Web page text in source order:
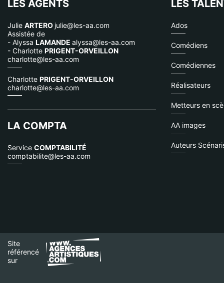
LES AGENTS
Julie ARTERO julie@les-aa.com
Assistée de
- Alyssa LAMANDE alyssa@les-aa.com
- Charlotte PRIGENT-ORVEILLON
charlotte@les-aa.com
Charlotte PRIGENT-ORVEILLON
charlotte@les-aa.com
LA COMPTA
Service COMPTABILITÉ
comptabilite@les-aa.com
LES
Ados
Comédiens
Comédiennes
Réalisateurs
Metteurs en
AA images
Auteurs
Site
référencé
sur